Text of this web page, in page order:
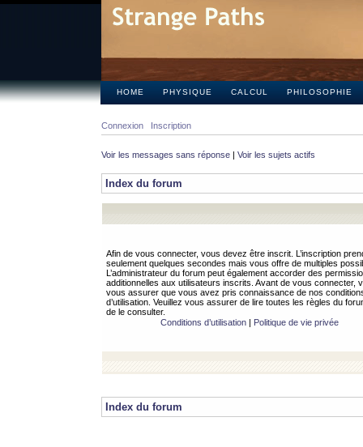
HOME PHYSIQUE CALCUL PHILOSOPHIE
Connexion Inscription
Voir les messages sans réponse | Voir les sujets actifs
Index du forum
Afin de vous connecter, vous devez être inscrit. L’inscription
seulement quelques secondes mais vous offre de multiples
L’administrateur du forum peut également accorder des
additionnelles aux utilisateurs inscrits. Avant de vous connecter,
vous assurer que vous avez pris connaissance de nos
d’utilisation. Veuillez vous assurer de lire toutes les règles du
de le consulter.
Conditions d’utilisation| Politique de vie privée
Index du forum